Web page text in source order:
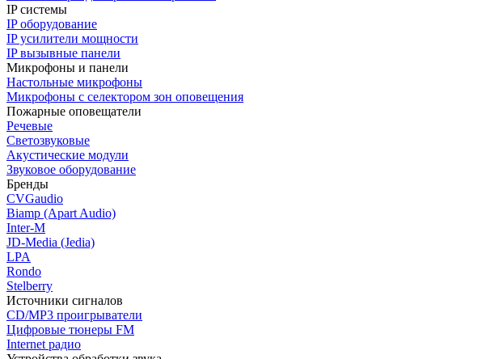
IP системы
IP оборудование
IP усилители мощности
IP вызывные панели
Микрофоны и панели
Настольные микрофоны
Микрофоны с селектором зон оповещения
Пожарные оповещатели
Речевые
Светозвуковые
Акустические модули
Звуковое оборудование
Бренды
CVGaudio
Biamp (Apart Audio)
Inter-M
JD-Media (Jedia)
LPA
Rondo
Stelberry
Источники сигналов
CD/MP3 проигрыватели
Цифровые тюнеры FM
Internet радио